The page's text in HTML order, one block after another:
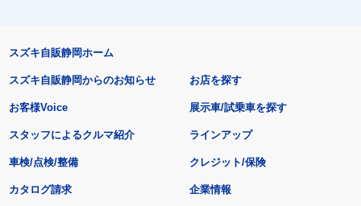
スズキ自販静岡ホーム
スズキ自販静岡からのお知らせ
お客様Voice
スタッフによるクルマ紹介
お店を探す
展示車/試乗車を探す
ラインアップ
車検/点検/整備 クレジット/保険
カタログ請求 企業情報